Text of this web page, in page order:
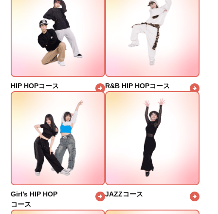
HIP HOPコース R&B HIP HOPコース
Girl’s HIP HOP
コース
JAZZコース